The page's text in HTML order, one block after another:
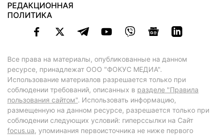
РЕДАКЦИОННАЯ
ПОЛИТИКА
Все права на материалы, опубликованные на данном
ресурсе, принадлежат ООО "ФОКУС МЕДИА".
Использование материалов разрешается только при
соблюдении требований, описанных в разделе "Правила
пользования сайтом". Использовать информацию,
размещенную на данном ресурсе, разрешается только при
соблюдении следующих условий: гиперссылки на Сайт
focus.ua, упоминания первоисточника не ниже первого